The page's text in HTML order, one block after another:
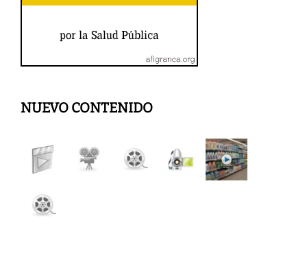
NUEVO CONTENIDO